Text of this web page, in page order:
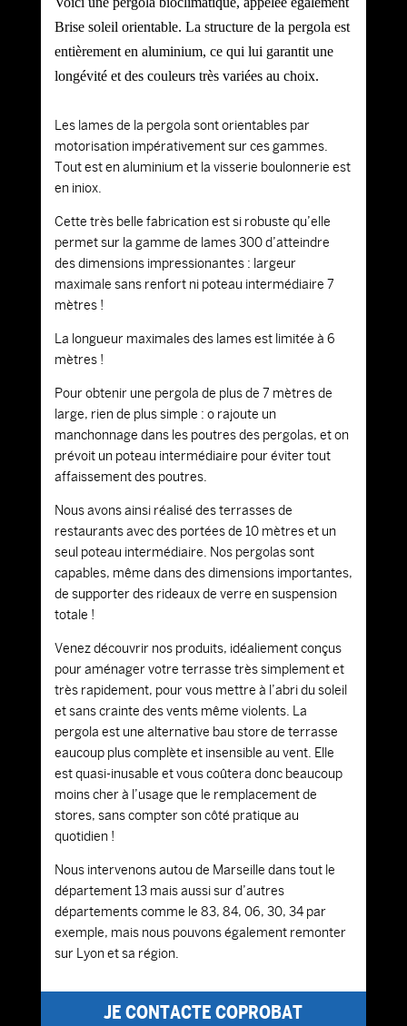
Brise soleil orientable. La structure de la pergola est
entièrement en aluminium, ce qui lui garantit une
longévité et des couleurs très variées au choix.
Les lames de la pergola sont orientables par
motorisation impérativement sur ces gammes.
Tout est en aluminium et la visserie boulonnerie est
en iniox.
Cette très belle fabrication est si robuste qu’elle
permet sur la gamme de lames 300 d’atteindre
des dimensions impressionantes : largeur
maximale sans renfort ni poteau intermédiaire 7
mètres !
La longueur maximales des lames est limitée à 6
mètres !
Pour obtenir une pergola de plus de 7 mètres de
large, rien de plus simple : o rajoute un
manchonnage dans les poutres des pergolas, et on
prévoit un poteau intermédiaire pour éviter tout
affaissement des poutres.
Nous avons ainsi réalisé des terrasses de
restaurants avec des portées de 10 mètres et un
seul poteau intermédiaire. Nos pergolas sont
capables, même dans des dimensions importantes,
de supporter des rideaux de verre en suspension
totale !
Venez découvrir nos produits, idéaliement conçus
pour aménager votre terrasse très simplement et
très rapidement, pour vous mettre à l’abri du soleil
et sans crainte des vents même violents. La
pergola est une alternative bau store de terrasse
eaucoup plus complète et insensible au vent. Elle
est quasi-inusable et vous coûtera donc beaucoup
moins cher à l’usage que le remplacement de
stores, sans compter son côté pratique au
quotidien !
Nous intervenons autou de Marseille dans tout le
département 13 mais aussi sur d’autres
départements comme le 83, 84, 06, 30, 34 par
exemple, mais nous pouvons également remonter
sur Lyon et sa région.
JE CONTACTE COPROBAT